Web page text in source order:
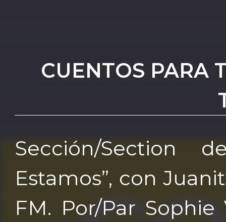
CUENTOS PARA
Sección/Section
Estamos”, con
FM. Por/Par